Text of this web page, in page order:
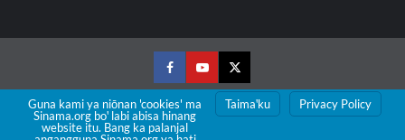
FacebookYoutubeTwitter
Copyright © All rights reserved.
Guna kami ya niōnan 'cookies' ma
Sinama.org boꞌ labi abisa hinang
website itu. Bang ka palanjal
Taimaꞌku Privacy Policy